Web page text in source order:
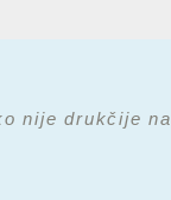
nije drukčije